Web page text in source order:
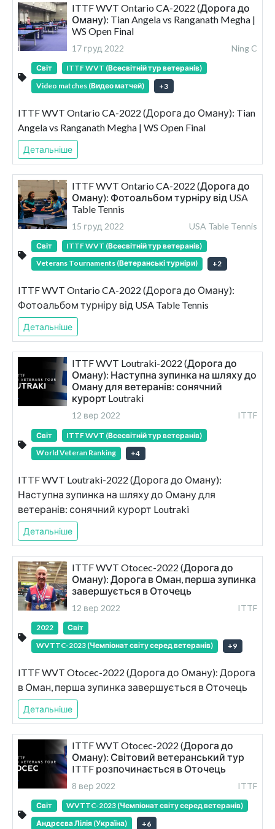
ITTF WVT Ontario CA-2022 (Дорога до
Оману): Tian Angela vs Ranganath Megha |
WS Open Final
17 груд 2022 Ning C
Світ
ITTF WVT (Всесвітній тур ветеранів)
Video matches (Видео матчей)
+3
ITTF WVT Ontario CA-2022 (Дорога до Оману): Tian
Angela vs Ranganath Megha | WS Open Final
Детальніше
ITTF WVT Ontario CA-2022 (Дорога до
Оману): Фотоальбом турніру від USA
Table Tennis
15 груд 2022 USA Table Tennis
Світ
ITTF WVT (Всесвітній тур ветеранів)
Veterans Tournaments (Ветеранські турніри)
+2
ITTF WVT Ontario CA-2022 (Дорога до Оману):
Фотоальбом турніру від USA Table Tennis
Детальніше
ITTF WVT Loutraki-2022 (Дорога до
Оману): Наступна зупинка на шляху до
Оману для ветеранів: сонячний
курорт Loutraki
12 вер 2022 ITTF
Світ
ITTF WVT (Всесвітній тур ветеранів)
World Veteran Ranking
+4
ITTF WVT Loutraki-2022 (Дорога до Оману):
Наступна зупинка на шляху до Оману для
ветеранів: сонячний курорт Loutraki
Детальніше
ITTF WVT Otocec-2022 (Дорога до
Оману): Дорога в Оман, перша зупинка
завершується в Оточець
12 вер 2022 ITTF
2022
Світ
WVTTC-2023 (Чемпіонат світу серед ветеранів)
+9
ITTF WVT Otocec-2022 (Дорога до Оману): Дорога
в Оман, перша зупинка завершується в Оточець
Детальніше
ITTF WVT Otocec-2022 (Дорога до
Оману): Світовий ветеранський тур
ITTF розпочинається в Оточець
8 вер 2022 ITTF
Світ
WVTTC-2023 (Чемпіонат світу серед ветеранів)
Андрєєва Лілія (Україна)
+6